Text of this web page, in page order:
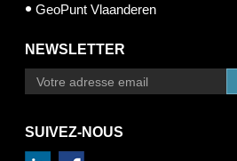
GeoPunt Vlaanderen
NEWSLETTER
SUIVEZ-NOUS